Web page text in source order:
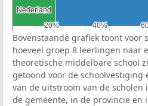
20%
20% 40%
40%
Nederland
Nederland
Bovenstaande grafiek toont voor
hoeveel groep 8 leerlingen naar
theoretische middelbare school
getoond voor de schoolvestiging
van de uitstroom van de
de gemeente, in de provincie en